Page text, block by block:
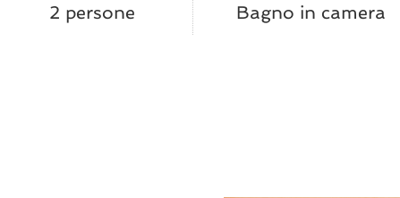
2 persone Bagno in camera